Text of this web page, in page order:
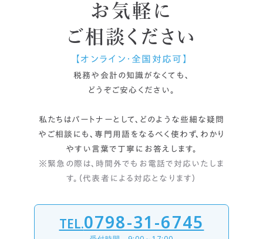
お気軽に
ご相談ください
【オンライン・全国対応可】
税務や会計の知識がなくても、
どうぞご安心ください。
私たちはパートナーとして、どのような些細な疑問
やご相談にも、 専門用語をなるべく使わず、わかり
やすい言葉で丁寧にお答えします。
※緊急の際は、時間外でもお電話で対応いたしま
す。（代表者による対応となります）
TEL.0798-31-6745